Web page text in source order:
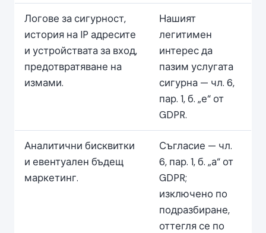
Логове за сигурност,
история на IP адресите
и устройствата за вход,
предотвратяване на
измами.
Нашият
легитимен
интерес да
пазим услугата
сигурна — чл. 6,
пар. 1, б. „е“ от
GDPR.
Аналитични бисквитки
и евентуален бъдещ
маркетинг.
Съгласие — чл.
6, пар. 1, б. „а“ от
GDPR;
изключено по
подразбиране,
оттегля се по